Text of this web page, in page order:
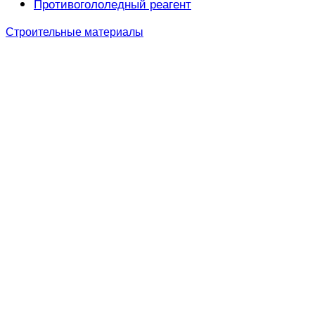
Противогололедный реагент
Строительные материалы